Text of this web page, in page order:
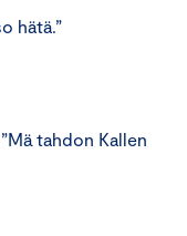
hätä.”
tahdon Kallen